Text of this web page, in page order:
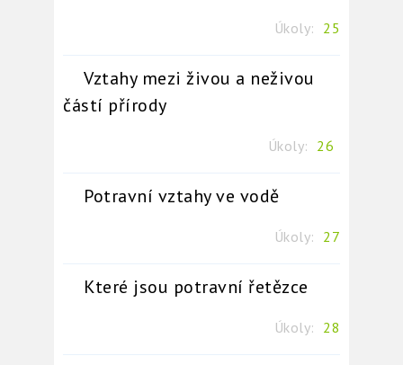
Úkoly: 25
Vztahy mezi živou a neživou
částí přírody
Úkoly: 26
Potravní vztahy ve vodě
Úkoly: 27
Které jsou potravní řetězce
Úkoly: 28